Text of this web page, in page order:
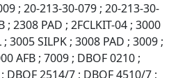
; 20-213-30-079 ; 20-213-30-
; 2308 PAD ; 2FCLKIT-04 ; 3000
3005 SILPK ; 3008 PAD ; 3009 ;
AFB ; 7009 ; DBOF 0210 ;
DBOF 2514/7 ; DBOF 4510/7 ;